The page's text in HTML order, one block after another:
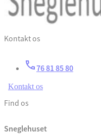
Kontakt os
76 81 85 80
Kontakt os
Find os
Sneglehuset